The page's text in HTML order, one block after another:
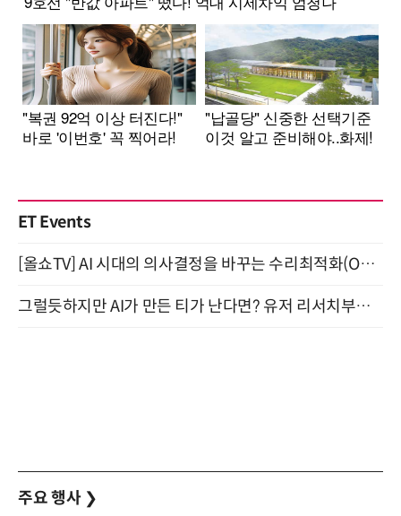
ET Events
[올쇼TV] AI 시대의 의사결정을 바꾸는 수리최적화(Optimization) 소개 (8/20 생방송)
그럴듯하지만 AI가 만든 티가 난다면? 유저 리서치부터 배포까지! (9/15)
주요 행사 ❯